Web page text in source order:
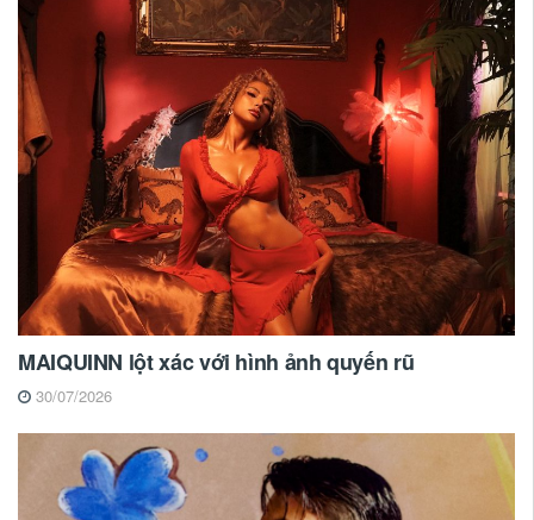
MAIQUINN lột xác với hình ảnh quyến rũ
30/07/2026